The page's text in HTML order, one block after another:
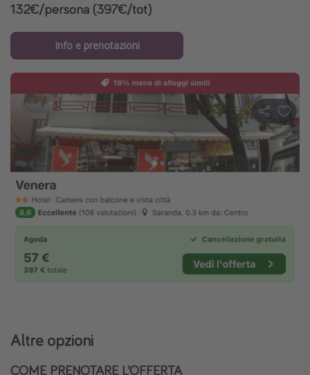
132€/persona (397€/tot)
Info e prenotazioni
Altre opzioni
COME PRENOTARE L’OFFERTA